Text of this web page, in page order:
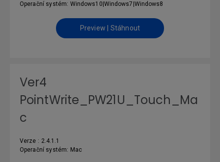
Operační systém: Windows10|Windows7|Windows8
Preview | Stáhnout
Ver4
PointWrite_PW21U_Touch_Ma
c
Verze : 2.4.1.1
Operační systém: Mac